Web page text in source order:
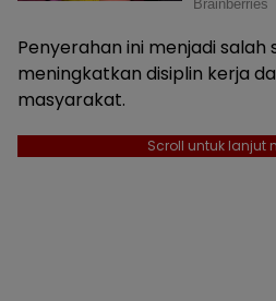
Penyerahan ini menjadi salah
meningkatkan disiplin kerja
masyarakat.
Scroll untuk lanjut